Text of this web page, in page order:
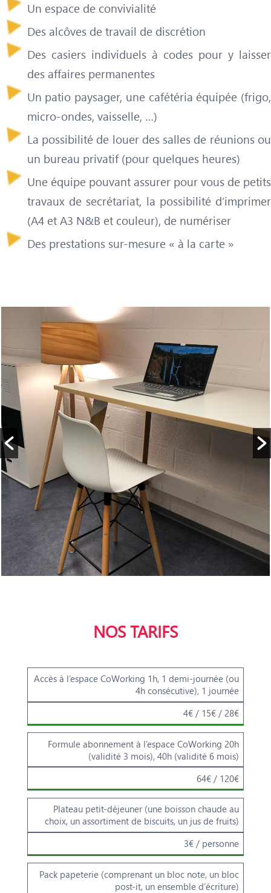
Un espace de convivialité
Des alcôves de travail de discrétion
Des casiers individuels à codes pour y laisser
des affaires permanentes
Un patio paysager, une cafétéria équipée (frigo,
micro-ondes, vaisselle, …)
La possibilité de louer des salles de réunions ou
un bureau privatif (pour quelques heures)
Une équipe pouvant assurer pour vous de petits
travaux de secrétariat, la possibilité d’imprimer
(A4 et A3 N&B et couleur), de numériser
Des prestations sur-mesure « à la carte »
NOS TARIFS
Prestation Tarif H.T
Accès à l’espace CoWorking 1h, 1 demi-journée (ou
4h consécutive), 1 journée
4€ / 15€ / 28€
Formule abonnement à l’espace CoWorking 20h
(validité 3 mois), 40h (validité 6 mois)
64€ / 120€
Plateau petit-déjeuner (une boisson chaude au
choix, un assortiment de biscuits, un jus de fruits)
3€ / personne
Pack papeterie (comprenant un bloc note, un bloc
post-it, un ensemble d’écriture)